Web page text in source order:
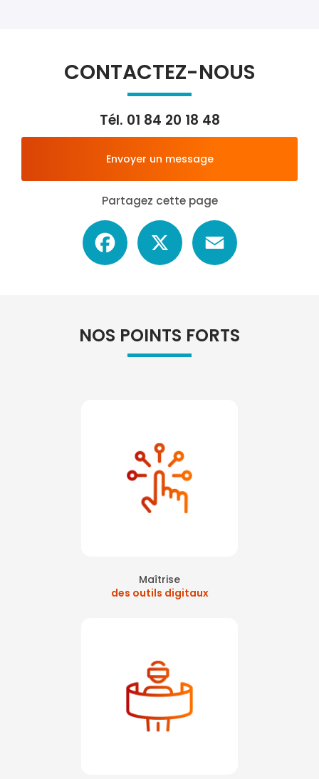
CONTACTEZ-NOUS
Tél. 01 84 20 18 48
Envoyer un message
Partagez cette page
Facebook
NOS POINTS FORTS
Maîtrise
des outils digitaux